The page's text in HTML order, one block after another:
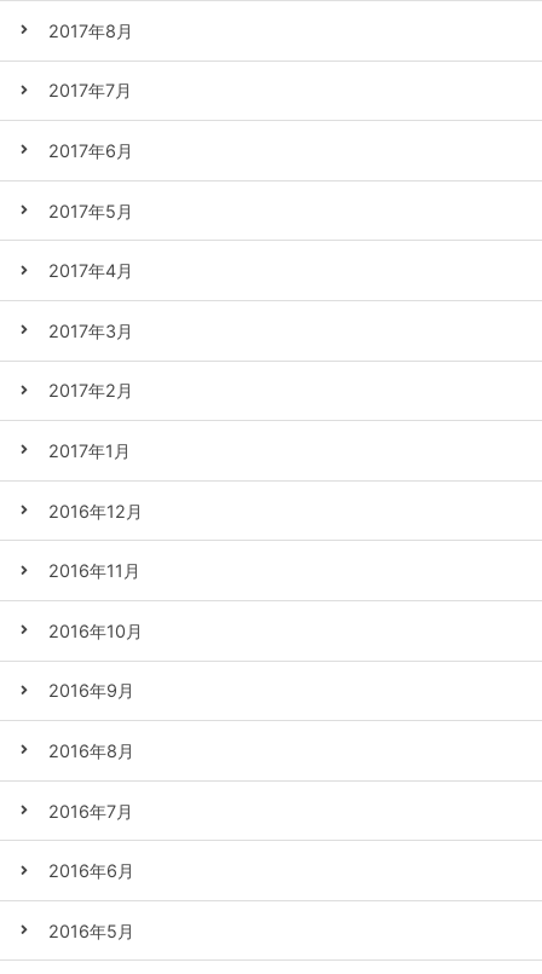
2017年8月
2017年7月
2017年6月
2017年5月
2017年4月
2017年3月
2017年2月
2017年1月
2016年12月
2016年11月
2016年10月
2016年9月
2016年8月
2016年7月
2016年6月
2016年5月